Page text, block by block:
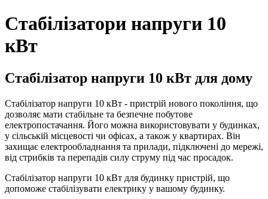
Стабілізатори напруги 10
кВт
Стабілізатор напруги 10 кВт для дому
Стабілізатор напруги 10 кВт - пристрій нового покоління, що
дозволяє мати стабільне та безпечне побутове
електропостачання. Його можна використовувати у будинках,
у сільській місцевості чи офісах, а також у квартирах. Він
захищає електрообладнання та прилади, підключені до мережі,
від стрибків та перепадів силу струму під час просадок.
Стабілізатор напруги 10 кВт для будинку пристрій, що
допоможе стабілізувати електрику у вашому будинку.